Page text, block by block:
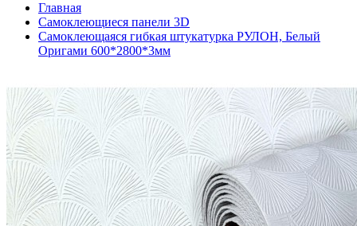
Главная
Самоклеющиеся панели 3D
Самоклеющаяся гибкая штукатурка РУЛОН, Белый
Оригами 600*2800*3мм